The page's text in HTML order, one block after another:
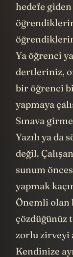
hedefe
Ya öğrenci
dertleriniz,
bir öğrenci
yapmaya
Sınava
Yazılı ya da
değil.
sunum
yapmak
Önemli olan
çözdüğünüz
zorlu zirveyi
Kendinize